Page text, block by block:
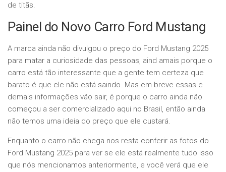
de titãs.
Painel do Novo Carro Ford Mustang
A marca ainda não divulgou o preço do Ford Mustang 2025
para matar a curiosidade das pessoas, aind amais porque o
carro está tão interessante que a gente tem certeza que
barato é que ele não está saindo. Mas em breve essas e
demais informações vão sair, é porque o carro ainda não
começou a ser comercializado aqui no Brasil, então ainda
não temos uma ideia do preço que ele custará.
Enquanto o carro não chega nos resta conferir as fotos do
Ford Mustang 2025 para ver se ele está realmente tudo isso
que nós mencionamos anteriormente, e você verá que ele